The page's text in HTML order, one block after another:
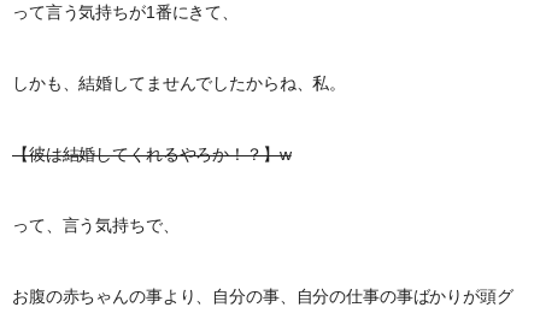
って言う気持ちが1番にきて、
しかも、結婚してませんでしたからね、私。
【彼は結婚してくれるやろか！？】w
って、言う気持ちで、
お腹の赤ちゃんの事より、自分の事、自分の仕事の事ばかりが頭グ